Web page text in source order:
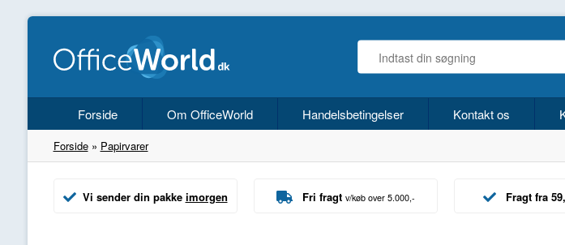
Forside Om OfficeWorld Handelsbetingelser Kontakt os
Forside» Papirvarer
Vi sender din pakke imorgen Fri fragt v/køb over 5.000,- Fragt fra